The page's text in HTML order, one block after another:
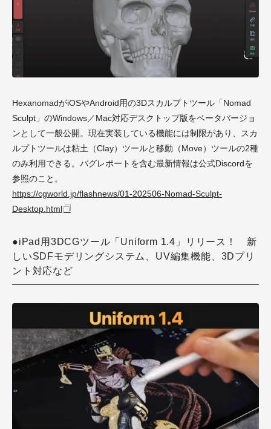
HexanomadがiOSやAndroid用の3Dスカルプトツール「Nomad
Sculpt」のWindows／Mac対応デスクトップ版をベータバージョ
ンとして一般公開。現在実装している機能には制限があり、スカ
ルプトツールは粘土（Clay）ツールと移動（Move）ツールの2種
のみ利用できる。バグレポートを含む最新情報は公式Discordを
参照のこと。
https://cgworld.jp/flashnews/01-202506-Nomad-Sculpt-
Desktop.html
●iPad用3DCGツール「Uniform 1.4」リリース！ 新
しいSDFモデリングシステム、UV編集機能、3Dプリ
ント対応など